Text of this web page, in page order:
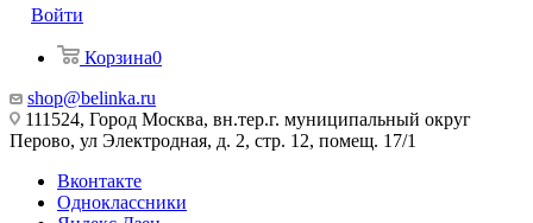
Войти
Корзина0
shop@belinka.ru
111524, Город Москва, вн.тер.г. муниципальный округ
Перово, ул Электродная, д. 2, стр. 12, помещ. 17/1
Вконтакте
Одноклассники